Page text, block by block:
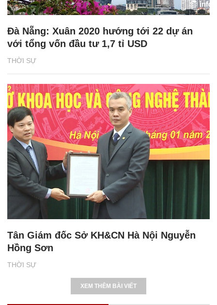
THỜI SỰ
Đà Nẵng: Xuân 2020 hướng tới 22 dự án
với tổng vốn đầu tư 1,7 tỉ USD
THỜI SỰ
Tân Giám đốc Sở KH&CN Hà Nội Nguyễn
Hồng Sơn
XEM THÊM BÀI VIẾT